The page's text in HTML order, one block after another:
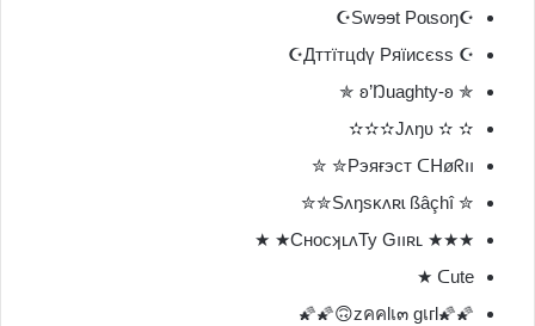
☪Swɘɘt Poɩsoŋ☪
☪ Дттїтцԁү Ряїисєss☪
✯ ʚ’Ŋuaghty-ʚ ✯
✫ ✫ Jʌŋʋ✫✫✫
Рэяғэст ᑕᕼøᖇıı✮ ✮
✮ Sʌŋsĸʌʀɩ ßâçhî✮✮
★★★ CʜocʞʟʌTy Gııʀʟ★ ★
ᑕute ★
🌠🌠zคคlเ๓ gเгl🙃🌠🌠